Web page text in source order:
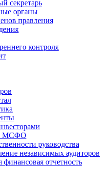
секретарь
органы
правления
контроля
МСФО
руководства
независимых аудиторов
отчетность